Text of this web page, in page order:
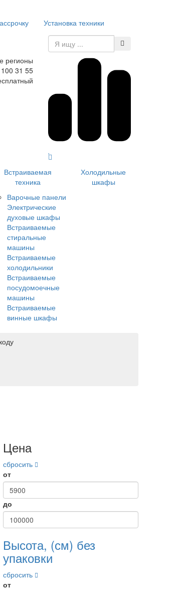
Установка техники
регионы
31 55
Встраиваемая
техника
Варочные панели
Электрические
духовые шкафы
Встраиваемые
стиральные
машины
Встраиваемые
холодильники
Встраиваемые
посудомоечные
машины
Встраиваемые
винные шкафы
Холодильные
шкафы
Цена
сбросить
от
до
Высота, (см) без
упаковки
сбросить
от